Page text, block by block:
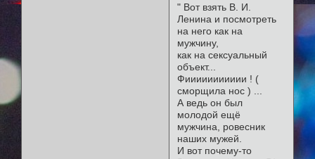
" Вот взять В. И.
Ленина и посмотреть
на него как на
мужчину,
как на сексуальный
объект...
Фиииииииииии ! (
сморщила нос ) ...
А ведь он был
молодой ещё
мужчина, ровесник
наших мужей.
И вот почему-то